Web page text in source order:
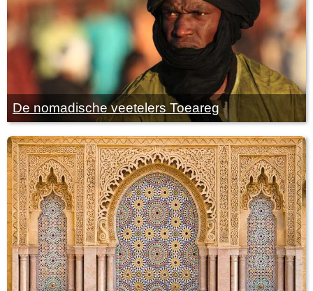
De nomadische veetelers Toeareg